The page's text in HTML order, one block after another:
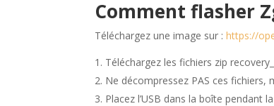
Comment flasher
Téléchargez une image sur :https://
Téléchargez les fichiers zip
Ne décompressez PAS ces fichiers,
Placez l’USB dans la boîte pendant